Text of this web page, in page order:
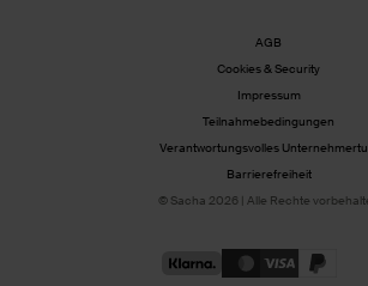
AGB
Cookies & Security
Impressum
Teilnahmebedingungen
Verantwortungsvolles
Barrierefreiheit
© Sacha 2026 | Alle Rechte